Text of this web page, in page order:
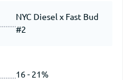
NYC Diesel х Fast Bud
#2
16 - 21%